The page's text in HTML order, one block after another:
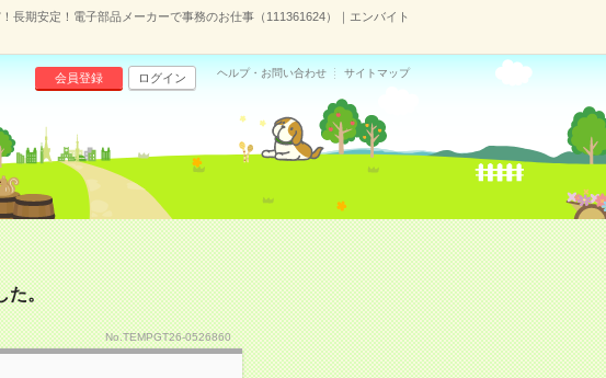
長期安定！電子部品メーカーで事務のお仕事（111361624）｜エンバイト
会員登録 ログイン ヘルプ・お問い合わせ サイトマップ
た。
No.TEMPGT26-0526860